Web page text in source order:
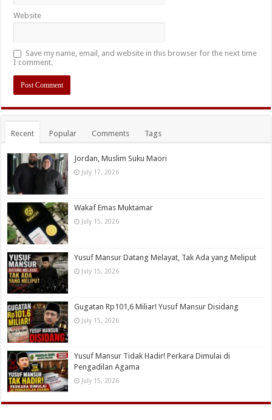
Website
Save my name, email, and website in this browser for the next time
I comment.
Recent Popular Comments Tags
Jordan, Muslim Suku Maori
July 17, 2026
Wakaf Emas Muktamar
July 15, 2026
Yusuf Mansur Datang Melayat, Tak Ada yang Meliput
July 15, 2026
Gugatan Rp101,6 Miliar! Yusuf Mansur Disidang
July 15, 2026
Yusuf Mansur Tidak Hadir! Perkara Dimulai di
Pengadilan Agama
July 15, 2026